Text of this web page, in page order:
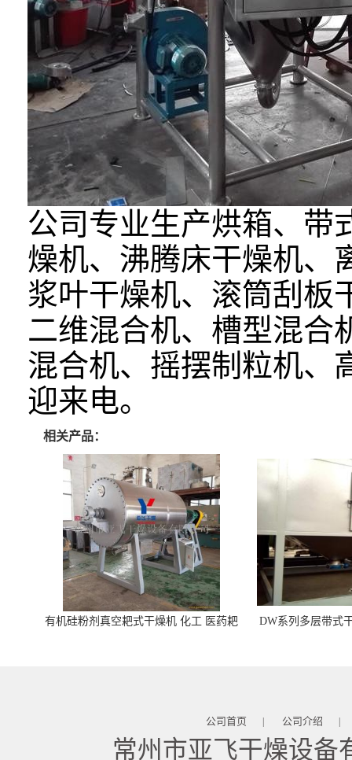
公司专业生产烘箱、带
燥机、沸腾床干燥机、
浆叶干燥机、滚筒刮板
二维混合机、槽型混合
混合机、摇摆制粒机、
迎来电。
相关产品：
有机硅粉剂真空耙式干燥机 化工 医药耙
DW系列多层带式
公司首页 | 公司介绍 |
常州市亚飞干燥设备